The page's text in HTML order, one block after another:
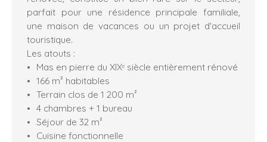
parfait pour une résidence principale familiale,
une maison de vacances ou un projet d'accueil
touristique.
Les atouts :
Mas en pierre du XIXᵉ siècle entièrement rénové
166 m² habitables
Terrain clos de 1 200 m²
4 chambres + 1 bureau
Séjour de 32 m²
Cuisine fonctionnelle